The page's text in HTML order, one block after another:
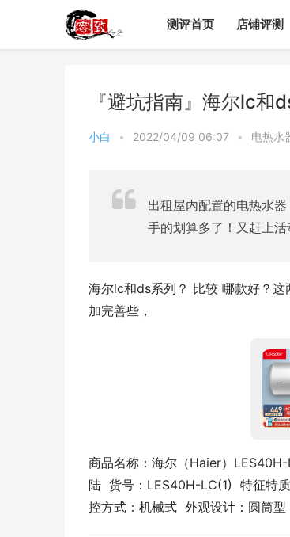
测评首页 店铺评测
『避坑指南』海尔lc和
小白 • 2022/04/09 06:07 • 电热水
出租屋内配置的电热水
手的划算多了！又赶上
海尔lc和ds系列？ 比较 哪款好？
加完善些，
商品名称：海尔（Haier）
陆  货号：LES40H-LC(1)  特征特
控方式：机械式  外观设计：圆筒型